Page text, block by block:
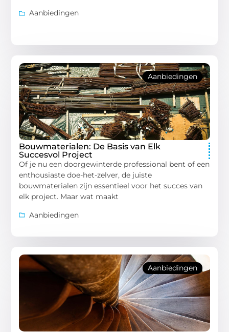
Aanbiedingen
Aanbiedingen
Bouwmaterialen: De Basis van Elk
Succesvol Project
Of je nu een doorgewinterde professional bent of een
enthousiaste doe-het-zelver, de juiste
bouwmaterialen zijn essentieel voor het succes van
elk project. Maar wat maakt
Aanbiedingen
Aanbiedingen